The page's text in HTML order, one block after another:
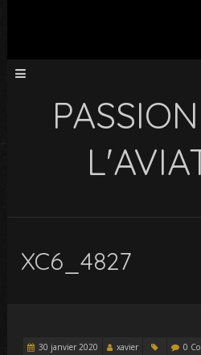
XC6_4827
30 janvier 2020 xavier 0